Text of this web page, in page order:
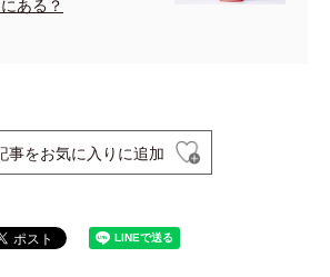
ある？
事をお気に入りに追加